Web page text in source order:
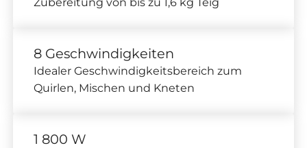
8 Geschwindigkeiten
Idealer Geschwindigkeitsbereich zum
Quirlen, Mischen und Kneten
1 800 W